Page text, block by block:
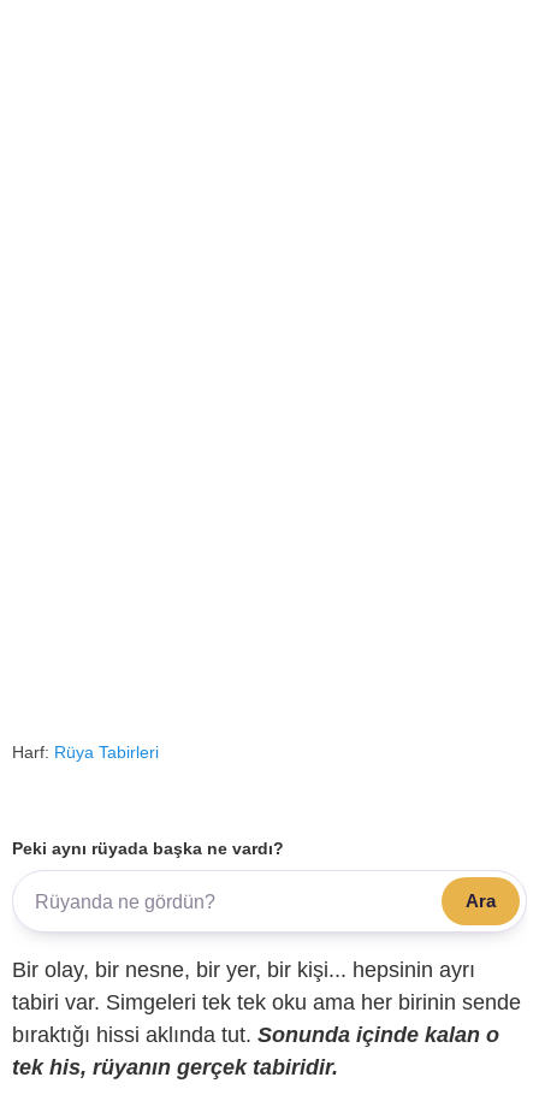
Harf: Rüya Tabirleri
Peki aynı rüyada başka ne vardı?
Ara
Bir olay, bir nesne, bir yer, bir kişi... hepsinin ayrı
tabiri var. Simgeleri tek tek oku ama her birinin sende
bıraktığı hissi aklında tut. Sonunda içinde kalan o
tek his, rüyanın gerçek tabiridir.